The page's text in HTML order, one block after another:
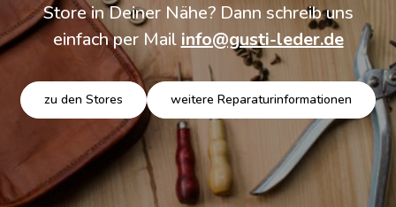
Store in Deiner Nähe? Dann schreib uns
einfach per Mail info@gusti-leder.de
zu den Stores weitere Reparaturinformationen